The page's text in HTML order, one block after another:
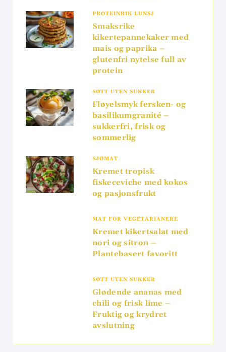
PROTEINRIK LUNSJ
Smaksrike
kikertepannekaker med
mais og paprika –
glutenfri nytelse full av
protein
SØTT UTEN SUKKER
Fløyelsmyk fersken- og
basilikumgranité –
sukkerfri, frisk og
sommerlig
SJØMAT
Kremet tropisk
fiskeceviche med kokos
og pasjonsfrukt
MAT FOR VEGETARIANERE
Kremet kikertsalat med
nori og sitron –
Plantebasert favoritt
SØTT UTEN SUKKER
Glødende ananas med
chili og frisk lime –
Fruktig og krydret
avslutning